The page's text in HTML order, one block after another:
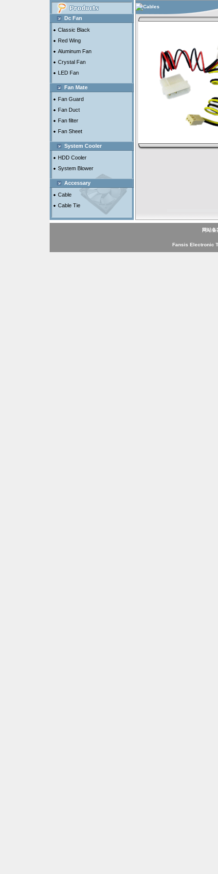
Dc Fan
Classic Black
Red Wing
Aluminum Fan
Crystal Fan
LED Fan
Fan Mate
Fan Guard
Fan Duct
Fan filter
Fan Sheet
System Cooler
HDD Cooler
System Blower
Accessary
Cable
Cable Tie
Cables
网站
Fansis Electronic